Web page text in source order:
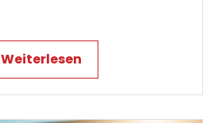
Weiterlesen